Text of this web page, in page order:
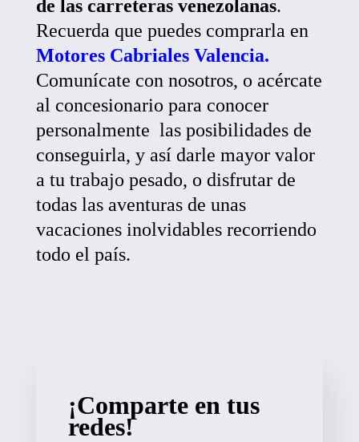
de las carreteras venezolanas.
Recuerda que puedes comprarla en
Motores Cabriales Valencia.
Comunícate con nosotros, o acércate
al concesionario para conocer
personalmente las posibilidades de
conseguirla, y así darle mayor valor
a tu trabajo pesado, o disfrutar de
todas las aventuras de unas
vacaciones inolvidables recorriendo
todo el país.
¡Comparte en tus
redes!